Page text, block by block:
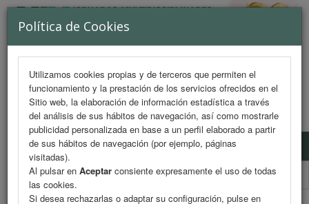
Política de Cookies
Utilizamos cookies propias y de terceros que permiten el
funcionamiento y la prestación de los servicios ofrecidos en el
Sitio web, la elaboración de información estadística a través
del análisis de sus hábitos de navegación, así como mostrarle
publicidad personalizada en base a un perfil elaborado a partir
de sus hábitos de navegación (por ejemplo, páginas
visitadas).
Al pulsar en Aceptar consiente expresamente el uso de todas
las cookies.
Si desea rechazarlas o adaptar su configuración, pulse en
MENU
Comite Organizador
Comité Científico